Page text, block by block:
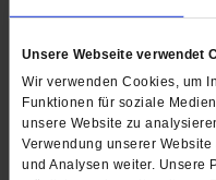
Unsere Webseite verwendet
Wir verwenden Cookies, um
Funktionen für soziale
unsere Website zu
Verwendung unserer
und Analysen weiter. Unsere
Geschichte
Geheime Pfade
Sechs junge
Teenager, retteten
Naziregime. Die
Pfadfinderinnen aus